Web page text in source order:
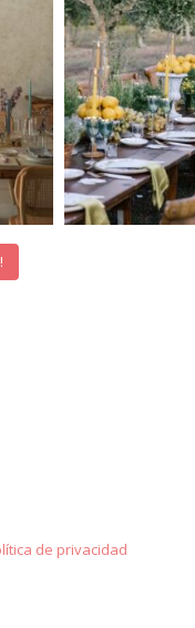
de privacidad